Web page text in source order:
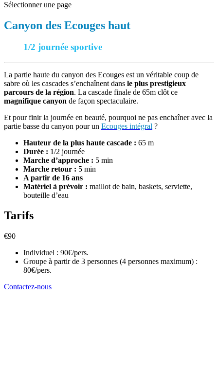
Sélectionner une page
Canyon des Ecouges haut
1/2 journée sportive
La partie haute du canyon des Ecouges est un véritable coup de
sabre où les cascades s’enchaînent dans le plus prestigieux
parcours de la région. La cascade finale de 65m clôt ce
magnifique canyon de façon spectaculaire.
Et pour finir la journée en beauté, pourquoi ne pas enchaîner avec la
partie basse du canyon pour un Ecouges intégral ?
Hauteur de la plus haute cascade : 65 m
Durée : 1/2 journée
Marche d’approche : 5 min
Marche retour : 5 min
A partir de 16 ans
Matériel à prévoir : maillot de bain, baskets, serviette,
bouteille d’eau
Tarifs
€90
Individuel : 90€/pers.
Groupe à partir de 3 personnes (4 personnes maximum) :
80€/pers.
Contactez-nous